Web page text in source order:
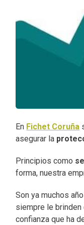
En Fichet Coruña
asegurar la
Principios como
forma, nuestra
Son ya muchos
siempre le brinden
confianza que ha